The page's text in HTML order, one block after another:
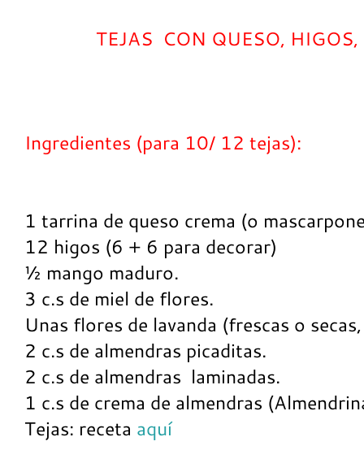
TEJAS CON QUESO,
Ingredientes (para 10/ 12 tejas):
1 tarrina de queso crema (o
12 higos (6 + 6 para decorar)
½ mango maduro.
3 c.s de miel de flores.
Unas flores de lavanda (frescas o
2 c.s de almendras picaditas.
2 c.s de almendras laminadas.
1 c.s de crema de almendras
Tejas: receta aquí